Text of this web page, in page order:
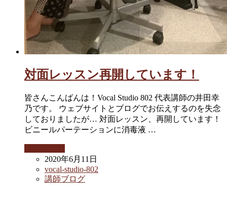
対面レッスン再開しています！
皆さんこんばんは！Vocal Studio 802 代表講師の井田幸
乃です。 ウェブサイトとブログでお伝えするのを失念
しておりましたが… 対面レッスン、再開しています！
ビニールパーテーションに消毒液 …
2020年6月11日
vocal-studio-802
講師ブログ